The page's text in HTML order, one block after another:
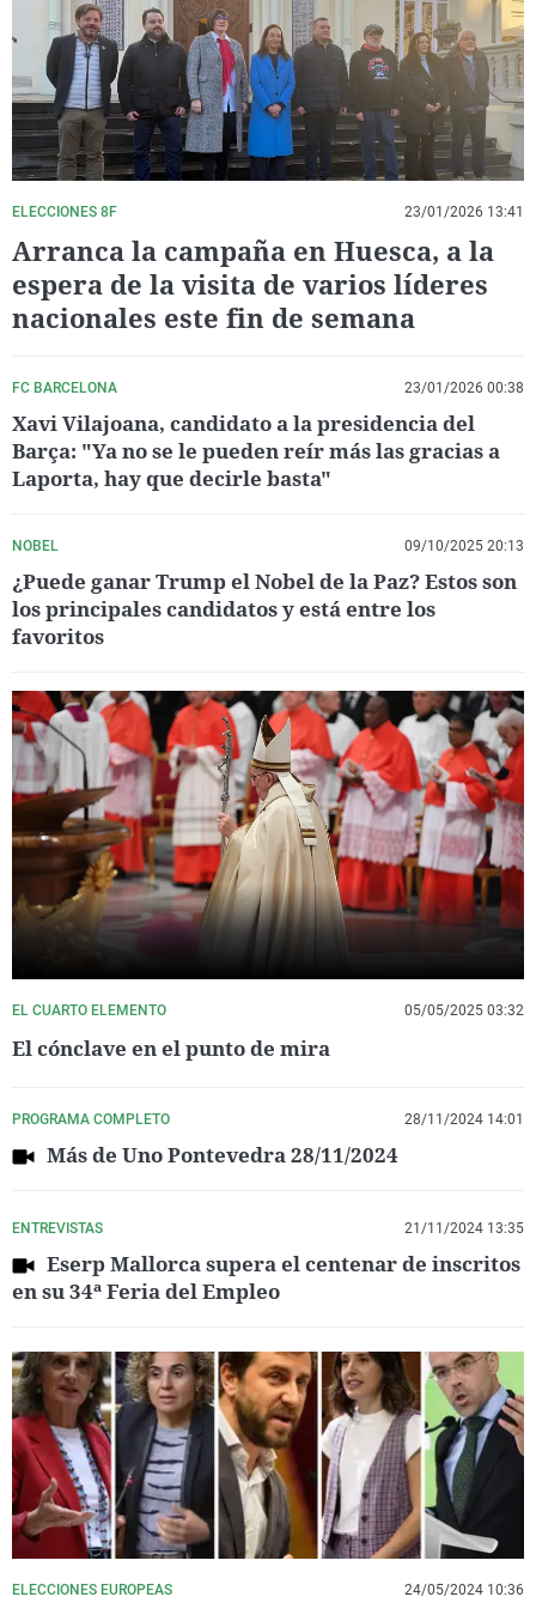
La rosa de los vientos
Gente viajera
Como el perro y el
Caso
Retornados
Equipo de
Operación Viuda
Extremadura
Galicia
La Rioja
Navarra
País Vasco
Virales
Televisión
Elecciones
ELECCIONES 8F 23/01/2026 13:41
Arranca la campaña en Huesca, a la
espera de la visita de varios líderes
nacionales este fin de semana
FC BARCELONA 23/01/2026 00:38
Xavi Vilajoana, candidato a la presidencia del
Barça: "Ya no se le pueden reír más las gracias a
Laporta, hay que decirle basta"
NOBEL 09/10/2025 20:13
¿Puede ganar Trump el Nobel de la Paz? Estos son
los principales candidatos y está entre los
favoritos
EL CUARTO ELEMENTO 05/05/2025 03:32
El cónclave en el punto de mira
PROGRAMA COMPLETO 28/11/2024 14:01
Más de Uno Pontevedra 28/11/2024
ENTREVISTAS 21/11/2024 13:35
Eserp Mallorca supera el centenar de inscritos
en su 34ª Feria del Empleo
ELECCIONES EUROPEAS 24/05/2024 10:36